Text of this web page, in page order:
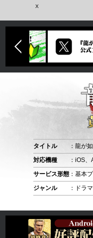
X
タイトル
：龍が
対応機種
：iOS
サービス形態 ：基本
ジャンル
：ドラ